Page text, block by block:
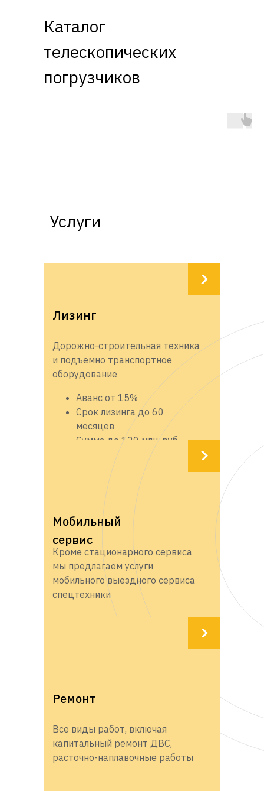
Запасные части для спецтехники
Komatsu, Manitou, Bomag.
под заказ
Каталог
телескопических
погрузчиков
Услуги
Лизинг
Дорожно-строительная техника
и подъемно транспортное
оборудование
Аванс от 15%
Срок лизинга до 60
месяцев
Сумма до 120 млн. руб.
Мобильный
сервис
Кроме стационарного сервиса
мы предлагаем услуги
мобильного выездного сервиса
спецтехники
Ремонт
Все виды работ, включая
капитальный ремонт ДВС,
расточно-наплавочные работы